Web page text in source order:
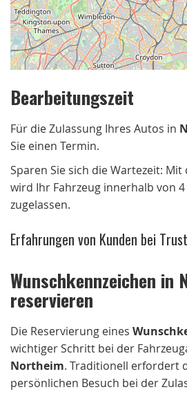
Bearbeitungszeit
Für die Zulassung Ihres Autos in
Sie einen Termin.
Sparen Sie sich die Wartezeit: Mit
wird Ihr Fahrzeug innerhalb von
zugelassen.
Erfahrungen von Kunden bei
Wunschkennzeichen in
reservieren
Die Reservierung eines
wichtiger Schritt bei der
Northeim. Traditionell erfordert
persönlichen Besuch bei der